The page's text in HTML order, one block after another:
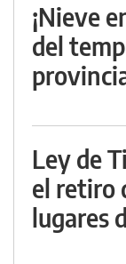
¡Nieve
del
Ley de
el retiro
lugares